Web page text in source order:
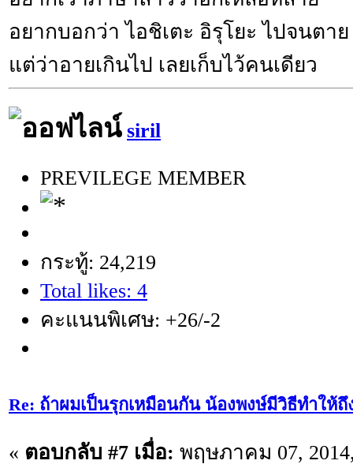
อยากบอกว่า ไอชิเตะ อิรุโยะ ไปจนตาย
แต่ว่าอายเกินไป เลยเก็บไว้คนเดียว
siril
PREVILEGE MEMBER
กระทู้: 24,219
Total likes: 4
คะแนนพิเศษ: +26/-2
Re: ถ้าผมเป็นรุกเหมือนกัน น้องพงษ์มีวิธีทำให้ถึ
« ตอบกลับ #7 เมื่อ: พฤษภาคม 07,